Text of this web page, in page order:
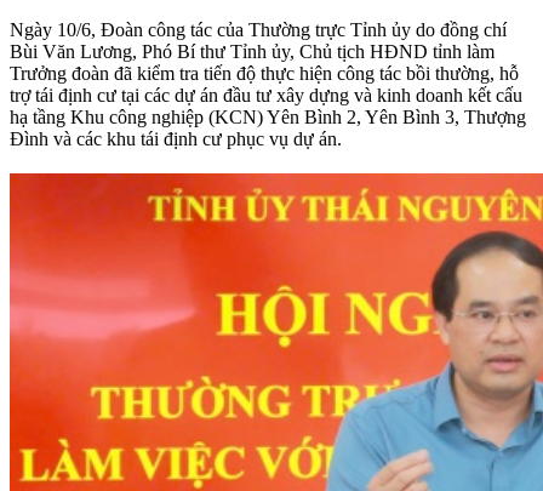
Ngày 10/6, Đoàn công tác của Thường trực Tỉnh ủy do đồng chí
Bùi Văn Lương, Phó Bí thư Tỉnh ủy, Chủ tịch HĐND tỉnh làm
Trưởng đoàn đã kiểm tra tiến độ thực hiện công tác bồi thường, hỗ
trợ tái định cư tại các dự án đầu tư xây dựng và kinh doanh kết cấu
hạ tầng Khu công nghiệp (KCN) Yên Bình 2, Yên Bình 3, Thượng
Đình và các khu tái định cư phục vụ dự án.